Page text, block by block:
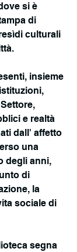
si è
di
culturali
insieme
e realtà
dall' affetto
una
degli anni,
di
la
sociale di
segna